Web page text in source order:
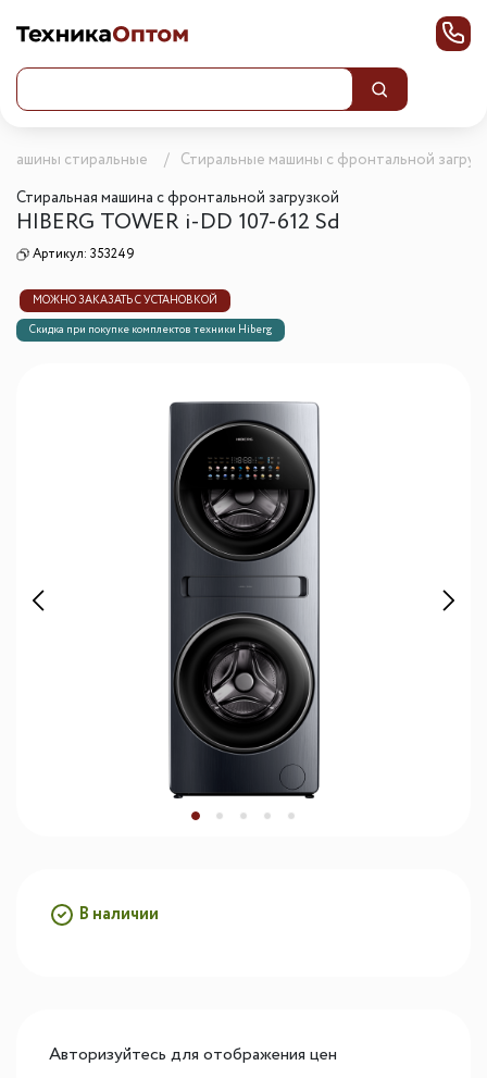
Машины стиральные
Стиральные машины с фронтальной
Стиральная машина с фронтальной загрузкой
HIBERG TOWER i-DD 107-612 Sd
Артикул: 353249
МОЖНО ЗАКАЗАТЬ С УСТАНОВКОЙ
Скидка при покупке комплектов техники Hiberg
В наличии
Авторизуйтесь для отображения цен